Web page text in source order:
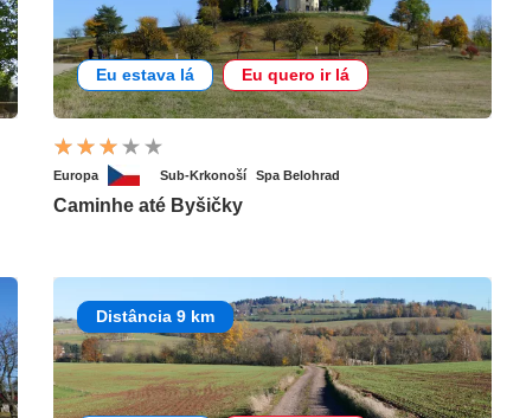
Eu estava lá Eu quero ir lá
Europa Sub-Krkonoší Spa Belohrad
Caminhe até Byšičky
Distância 9 km